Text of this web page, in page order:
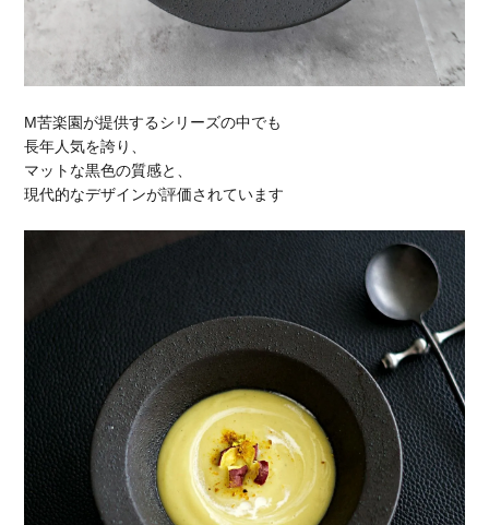
M苦楽園が提供するシリーズの中でも
長年人気を誇り、
マットな黒色の質感と、
現代的なデザインが評価されています